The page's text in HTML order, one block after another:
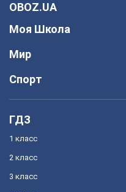
OBOZ.UA
Моя Школа
Мир
Спорт
ГДЗ
1 класс
2 класс
3 класс